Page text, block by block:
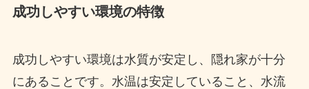
成功しやすい環境の特徴
成功しやすい環境は水質が安定し、隠れ家が十分
にあることです。水温は安定していること、水流